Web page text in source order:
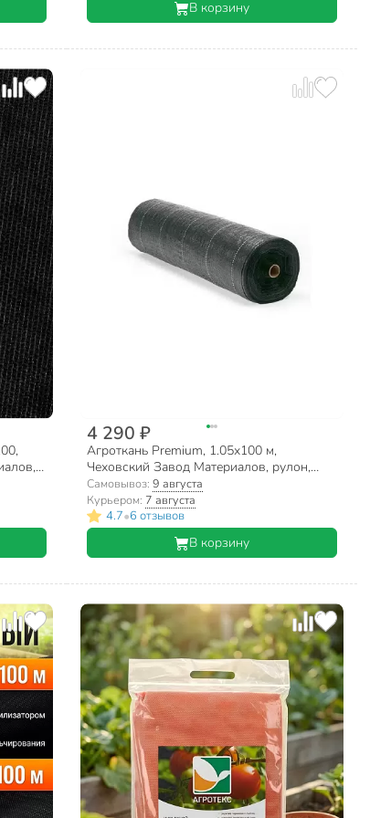
В корзину
4 290 ₽
Агроткань Premium, 1.05х100 м,
Чеховский Завод Материалов, рулон,
УБ-00007275
Самовывоз:9 августа
Курьером: 7 августа
4.7•6 отзывов
В корзину